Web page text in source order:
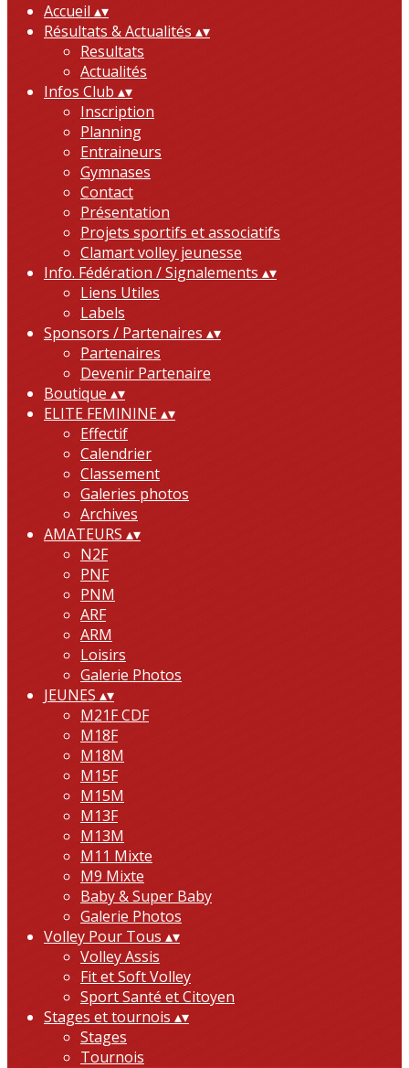
Accueil ▴▾
Résultats & Actualités ▴▾
Resultats
Actualités
Infos Club ▴▾
Inscription
Planning
Entraineurs
Gymnases
Contact
Présentation
Projets sportifs et associatifs
Clamart volley jeunesse
Info. Fédération / Signalements ▴▾
Liens Utiles
Labels
Sponsors / Partenaires ▴▾
Partenaires
Devenir Partenaire
Boutique ▴▾
ELITE FEMININE▴▾
Effectif
Calendrier
Classement
Galeries photos
Archives
AMATEURS ▴▾
N2F
PNF
PNM
ARF
ARM
Loisirs
Galerie Photos
JEUNES ▴▾
M21F CDF
M18F
M18M
M15F
M15M
M13F
M13M
M11 Mixte
M9 Mixte
Baby & Super Baby
Galerie Photos
Volley Pour Tous ▴▾
Volley Assis
Fit et Soft Volley
Sport Santé et Citoyen
Stages et tournois ▴▾
Stages
Tournois